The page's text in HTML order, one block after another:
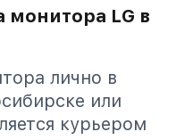
монитора LG в
лично в
или
курьером